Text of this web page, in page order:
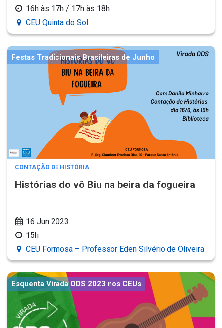
16h às 17h / 17h às 18h
CEU Quinta do Sol
Festas Tradicionais Brasileiras de Junho
CONTAÇÃO DE HISTÓRIA
Histórias do vô Biu na beira da fogueira
16 Jun 2023
15h
CEU Formosa – Professor Eden Silvério de Oliveira
Esquenta Virada ODS 2023 nos CEUs